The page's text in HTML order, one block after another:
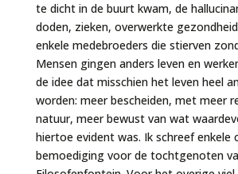
te dicht in de buurt kwam, de
doden, zieken, overwerkte
enkele medebroeders die stierven
Mensen gingen anders leven en
de idee dat misschien het leven heel
worden: meer bescheiden, met meer
natuur, meer bewust van wat
hiertoe evident was. Ik schreef enkele
bemoediging voor de tochtgenoten